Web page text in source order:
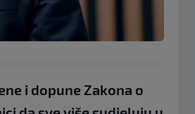
i dopune Zakona o